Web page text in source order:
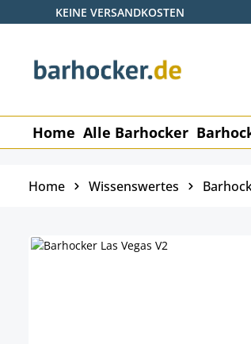
Hauptinhalt springen
Zur Suche springen
Zur Hauptnavigation springen
KEINE VERSANDKOSTEN
Home Alle Barhocker
Home Wissenswertes